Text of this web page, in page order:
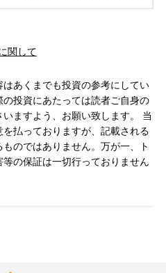
関して
あくまでも投資の参考にしてい
投資にあたっては読者ご自身の
ますよう、お願い致します。 当
払っておりますが、記載される
のではありません。万が一、ト
の保証は一切行っておりません